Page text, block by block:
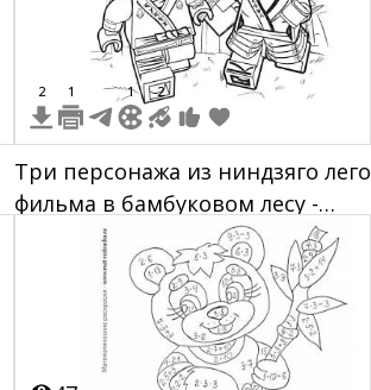
2 1 1 2
Три персонажа из ниндзяго лего
фильма в бамбуковом лесу -
ниндзя в маске, ниндзя с мечом
и шеф с шляпой